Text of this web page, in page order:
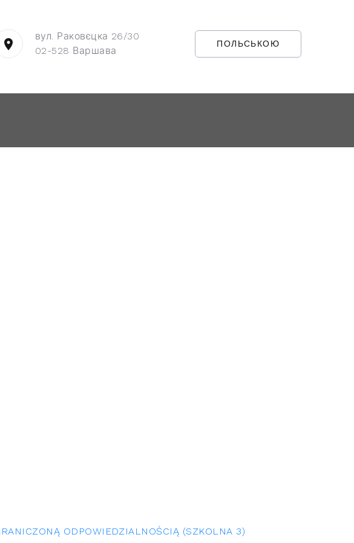
вул. Раковєцка 26/30
02-528 Варшава
ПОЛЬСЬКОЮ
ODPOWIEDZIALNOŚCIĄ (SZKOLNA 3)